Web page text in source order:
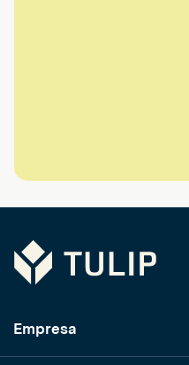
Tulip
Empresa